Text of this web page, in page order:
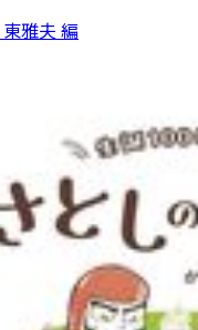
雅夫 編